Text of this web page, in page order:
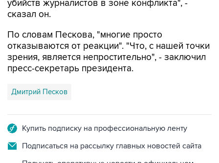
По словам Пескова, "многие просто
зрения, является непростительно", - заключил
пресс-секретарь президента.
Дмитрий Песков
Подписаться на рассылку главных новостей сайта
Получать оперативные новости в официальном